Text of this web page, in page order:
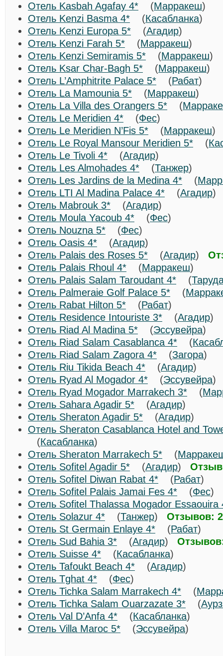
Отель Kasbah Agafay 4* (Марракеш)
Отель Kenzi Basma 4* (Касабланка)
Отель Kenzi Europa 5* (Агадир)
Отель Kenzi Farah 5* (Марракеш)
Отель Kenzi Semiramis 5* (Марракеш)
Отель Ksar Char-Bagh 5* (Марракеш)
Отель L’Amphitrite Palace 5* (Рабат)
Отель La Mamounia 5* (Марракеш)
Отель La Villa des Orangers 5* (
Отель Le Meridien 4* (Фес)
Отель Le Meridien N’Fis 5* (Марракеш
Отель Le Royal Mansour Meridien 5* (
Отель Le Tivoli 4* (Агадир)
Отель Les Almohades 4* (Танжер)
Отель Les Jardins de la Medina 4* (
Отель LTI Al Madina Palace 4* (Агадир
Отель Mabrouk 3* (Агадир)
Отель Moula Yacoub 4* (Фес)
Отель Nouzna 5* (Фес)
Отель Oasis 4* (Агадир)
Отель Palais des Roses 5* (Агадир)
Отель Palais Rhoul 4* (Марракеш)
Отель Palais Salam Taroudant 4* (
Отель Palmeraie Golf Palace 5* (
Отель Rabat Hilton 5* (Рабат)
Отель Residence Intouriste 3* (Агадир)
Отель Riad Al Madina 5* (Эссувейра)
Отель Riad Salam Casablanca 4* (
Отель Riad Salam Zagora 4* (Загора)
Отель Riu Tikida Beach 4* (Агадир)
Отель Ryad Al Mogador 4* (Эссувейра
Отель Ryad Mogador Marrakech 3* (
Отель Sahara Agadir 5* (Агадир)
Отель Sheraton Agadir 5* (Агадир)
Отель Sheraton Casablanca Hotel and
(Касабланка)
Отель Sheraton Marrakech 5* (
Отель Sofitel Agadir 5* (Агадир)
Отель Sofitel Diwan Rabat 4* (Рабат)
Отель Sofitel Palais Jamai Fes 4* (Фес)
Отель Sofitel Thalassa Mogador Essaouira
Отель Solazur 4* (Танжер) Отзывов: 2
Отель St Germain Enlaye 4* (Рабат)
Отель Sud Bahia 3* (Агадир)
Отель Suisse 4* (Касабланка)
Отель Tafoukt Beach 4* (Агадир)
Отель Tghat 4* (Фес)
Отель Tichka Salam Marrakech 4* (
Отель Tichka Salam Ouarzazate 3* (
Отель Val D’Anfa 4* (Касабланка)
Отель Villa Maroc 5* (Эссувейра)